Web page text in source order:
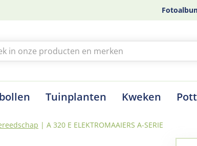
A 320 E ELEKTROMAAIERS A-SERIE
Tuinplanten Kweken